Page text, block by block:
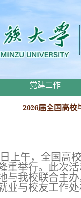
党建工作
2026届全国高校
上午，全国高
重举行。此次
与我校联合主
业与校友工作处